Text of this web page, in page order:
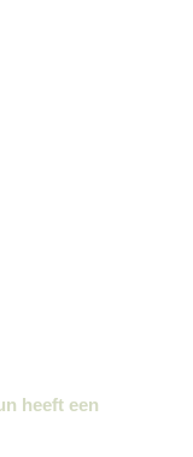
heeft een